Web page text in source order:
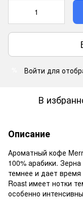
Войти для
В
Описание
Ароматный кофе
100% арабики.
темнее и дает
Roast имеет нотки
особенно